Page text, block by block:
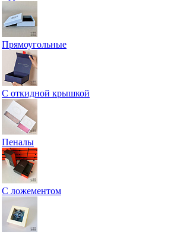
Прямоугольные
С откидной крышкой
Пеналы
С ложементом